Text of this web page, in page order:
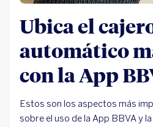
Ubica el
automático
con la App
Estos son los aspectos más
sobre el uso de la App BBVA y